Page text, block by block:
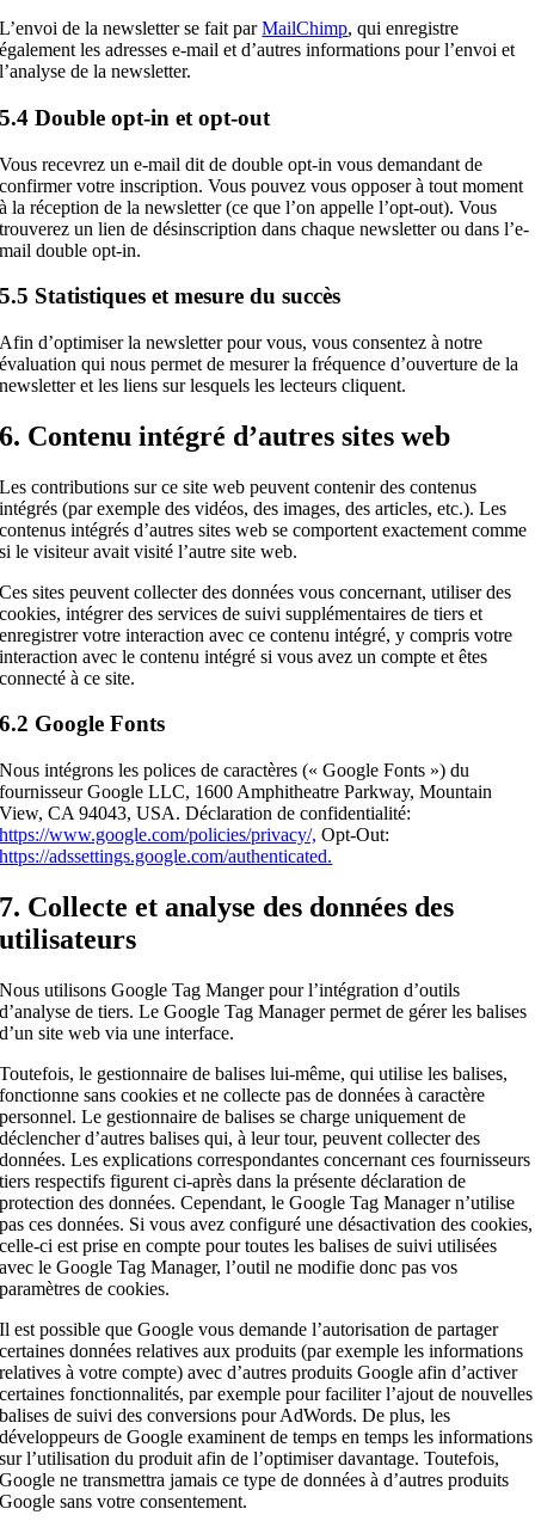
L’envoi de la newsletter se fait parMailChimp, qui enregistre
également les adresses e-mail et d’autres informations pour l’envoi et
l’analyse de la newsletter.
5.4 Double opt-in et opt-out
Vous recevrez un e-mail dit de double opt-in vous demandant de
confirmer votre inscription. Vous pouvez vous opposer à tout moment
à la réception de la newsletter (ce que l’on appelle l’opt-out). Vous
trouverez un lien de désinscription dans chaque newsletter ou dans l’e-
mail double opt-in.
5.5 Statistiques et mesure du succès
Afin d’optimiser la newsletter pour vous, vous consentez à notre
évaluation qui nous permet de mesurer la fréquence d’ouverture de la
newsletter et les liens sur lesquels les lecteurs cliquent.
6. Contenu intégré d’autres sites web
Les contributions sur ce site web peuvent contenir des contenus
intégrés (par exemple des vidéos, des images, des articles, etc.). Les
contenus intégrés d’autres sites web se comportent exactement comme
si le visiteur avait visité l’autre site web.
Ces sites peuvent collecter des données vous concernant, utiliser des
cookies, intégrer des services de suivi supplémentaires de tiers et
enregistrer votre interaction avec ce contenu intégré, y compris votre
interaction avec le contenu intégré si vous avez un compte et êtes
connecté à ce site.
6.2 Google Fonts
Nous intégrons les polices de caractères (« Google Fonts ») du
fournisseur Google LLC, 1600 Amphitheatre Parkway, Mountain
View, CA 94043, USA. Déclaration de confidentialité:
https://www.google.com/policies/privacy/, Opt-Out:
https://adssettings.google.com/authenticated.
7. Collecte et analyse des données des
utilisateurs
Nous utilisons Google Tag Manger pour l’intégration d’outils
d’analyse de tiers. Le Google Tag Manager permet de gérer les balises
d’un site web via une interface.
Toutefois, le gestionnaire de balises lui-même, qui utilise les balises,
fonctionne sans cookies et ne collecte pas de données à caractère
personnel. Le gestionnaire de balises se charge uniquement de
déclencher d’autres balises qui, à leur tour, peuvent collecter des
données. Les explications correspondantes concernant ces fournisseurs
tiers respectifs figurent ci-après dans la présente déclaration de
protection des données. Cependant, le Google Tag Manager n’utilise
pas ces données. Si vous avez configuré une désactivation des cookies,
celle-ci est prise en compte pour toutes les balises de suivi utilisées
avec le Google Tag Manager, l’outil ne modifie donc pas vos
paramètres de cookies.
Il est possible que Google vous demande l’autorisation de partager
certaines données relatives aux produits (par exemple les informations
relatives à votre compte) avec d’autres produits Google afin d’activer
certaines fonctionnalités, par exemple pour faciliter l’ajout de nouvelles
balises de suivi des conversions pour AdWords. De plus, les
développeurs de Google examinent de temps en temps les informations
sur l’utilisation du produit afin de l’optimiser davantage. Toutefois,
Google ne transmettra jamais ce type de données à d’autres produits
Google sans votre consentement.